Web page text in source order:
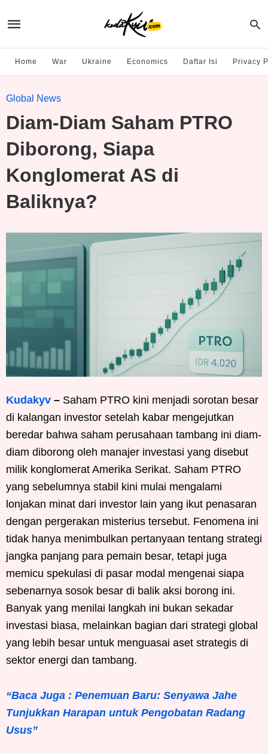
Home War Ukraine Economics Daftar Isi Privacy
Global News
Diam-Diam Saham PTRO
Diborong, Siapa
Konglomerat AS di
Baliknya?
Kudakyv – Saham PTRO kini menjadi sorotan besar
di kalangan investor setelah kabar mengejutkan
beredar bahwa saham perusahaan tambang ini diam-
diam diborong oleh manajer investasi yang disebut
milik konglomerat Amerika Serikat. Saham PTRO
yang sebelumnya stabil kini mulai mengalami
lonjakan minat dari investor lain yang ikut penasaran
dengan pergerakan misterius tersebut. Fenomena ini
tidak hanya menimbulkan pertanyaan tentang strategi
jangka panjang para pemain besar, tetapi juga
memicu spekulasi di pasar modal mengenai siapa
sebenarnya sosok besar di balik aksi borong ini.
Banyak yang menilai langkah ini bukan sekadar
investasi biasa, melainkan bagian dari strategi global
yang lebih besar untuk menguasai aset strategis di
sektor energi dan tambang.
“Baca Juga : Penemuan Baru: Senyawa Jahe
Tunjukkan Harapan untuk Pengobatan Radang
Usus”